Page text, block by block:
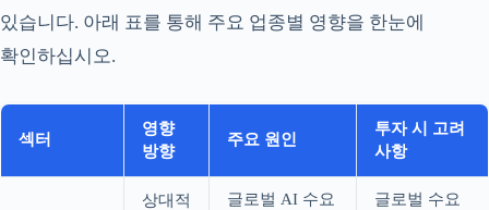
있습니다. 아래 표를 통해 주요 업종별 영향을 한눈에
확인하십시오.
섹터
영향
방향
주요 원인
투자 시 고려
사항
상대적
글로벌 AI 수요
글로벌 수요